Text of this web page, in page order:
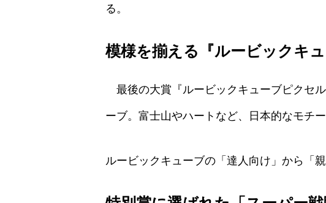
る。
模様を揃える『ルービックキュ
最後の大賞『ルービックキューブピクセ
ーブ。富士山やハートなど、日本的なモチ
ルービックキューブの「達人向け」から「